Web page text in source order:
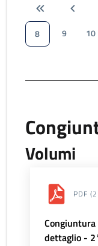
8
9 10
Volumi
PDF
Congiuntura
dettaglio -